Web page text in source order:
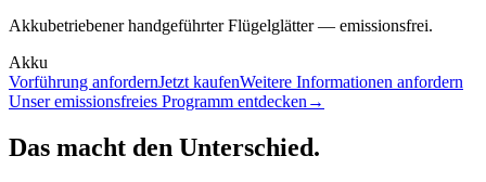
Akkubetriebener handgeführter Flügelglätter — emissionsfrei.
Akku
Vorführung anfordernJetzt kaufenWeitere Informationen anfordern
Unser emissionsfreies Programm entdecken →
Das macht den Unterschied.